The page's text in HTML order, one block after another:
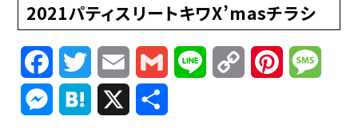
2021パティスリートキワX’masチラシ
FacebookTwitterEmail Gmail Line
Copy
Link
Pinterest
Messenger
Hatena